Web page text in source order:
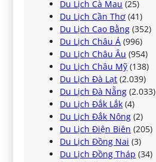
Du Lịch Cà Mau (25)
Du Lịch Cần Thơ (41)
Du Lịch Cao Bằng (352)
Du Lịch Châu Á (996)
Du Lịch Châu Âu (954)
Du Lịch Châu Mỹ (138)
Du Lịch Đà Lạt (2.039)
Du Lịch Đà Nẵng (2.033)
Du Lịch Đắk Lắk (4)
Du Lịch Đắk Nông (2)
Du Lịch Điện Biên (205)
Du Lịch Đồng Nai (3)
Du Lịch Đồng Tháp (34)